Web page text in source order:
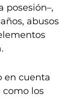
posesión–,
abusos
en cuenta
los